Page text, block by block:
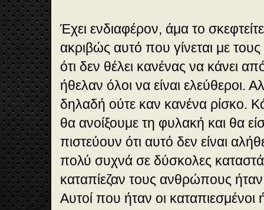
Έχει ενδιαφέρον, άμα το
ακριβώς αυτό που γίνεται με
ότι δεν θέλει κανένας να κάνει
ήθελαν όλοι να είναι ελεύθεροι.
δηλαδή ούτε καν κανένα ρίσκο.
θα ανοίξουμε τη φυλακή και θα
πιστεύουν ότι αυτό δεν είναι
πολύ συχνά σε δύσκολες
καταπίεζαν τους ανθρώπους ήταν
Αυτοί που ήταν οι καταπιεσμένοι